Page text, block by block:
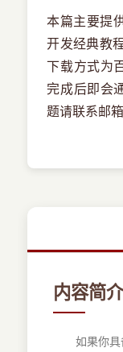
本篇主要提
开发经典教
下载方式为
完成后即会
题请联系邮
内容简
如果你具